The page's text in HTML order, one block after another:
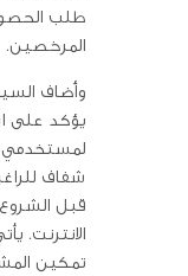
طلب
المرخصين.
وأضاف
يؤكد على
لمستخدمي
شفاف
قبل
الانترنت.
تمكين